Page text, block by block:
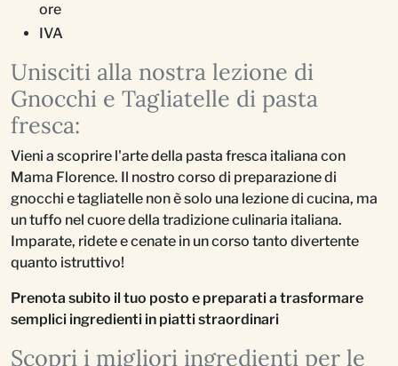
ore
IVA
Unisciti alla nostra lezione di
Gnocchi e Tagliatelle di pasta
fresca:
Vieni a scoprire l'arte della pasta fresca italiana con
Mama Florence. Il nostro corso di preparazione di
gnocchi e tagliatelle non è solo una lezione di cucina, ma
un tuffo nel cuore della tradizione culinaria italiana.
Imparate, ridete e cenate in un corso tanto divertente
quanto istruttivo!
Prenota subito il tuo posto e preparati a trasformare
semplici ingredienti in piatti straordinari
Scopri i migliori ingredienti per le